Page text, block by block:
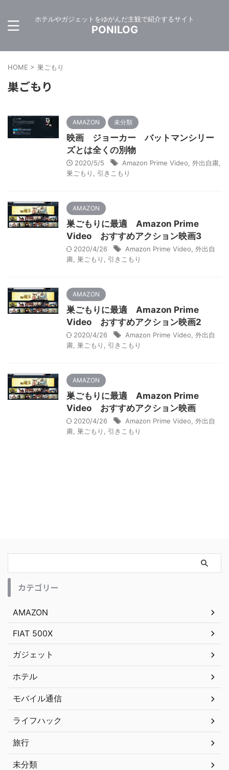
ホテルやガジェットをゆがんだ主観で紹介するサイト
PONILOG
HOME > 巣ごもり
巣ごもり
AMAZON 未分類
映画 ジョーカー バットマンシリー
ズとは全くの別物
2020/5/5 Amazon Prime Video 外出自粛
巣ごもり
引きこもり
AMAZON
巣ごもりに最適 Amazon Prime
Video おすすめアクション映画3
2020/4/26 Amazon Prime Video 外出自
粛 巣ごもり 引きこもり
AMAZON
巣ごもりに最適 Amazon Prime
Video おすすめアクション映画2
2020/4/26 Amazon Prime Video 外出自
粛 巣ごもり 引きこもり
AMAZON
巣ごもりに最適 Amazon Prime
Video おすすめアクション映画
2020/4/26 Amazon Prime Video 外出自
粛 巣ごもり 引きこもり
カテゴリー
AMAZON
FIAT 500X
ガジェット
ホテル
モバイル通信
ライフハック
旅行
未分類